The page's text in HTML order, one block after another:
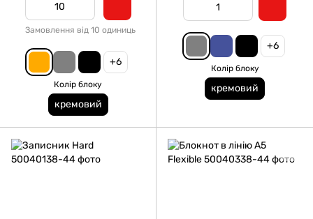
Замовлення від 10 одиниць
+6
Колір блоку
кремовий
+6
Колір блоку
кремовий